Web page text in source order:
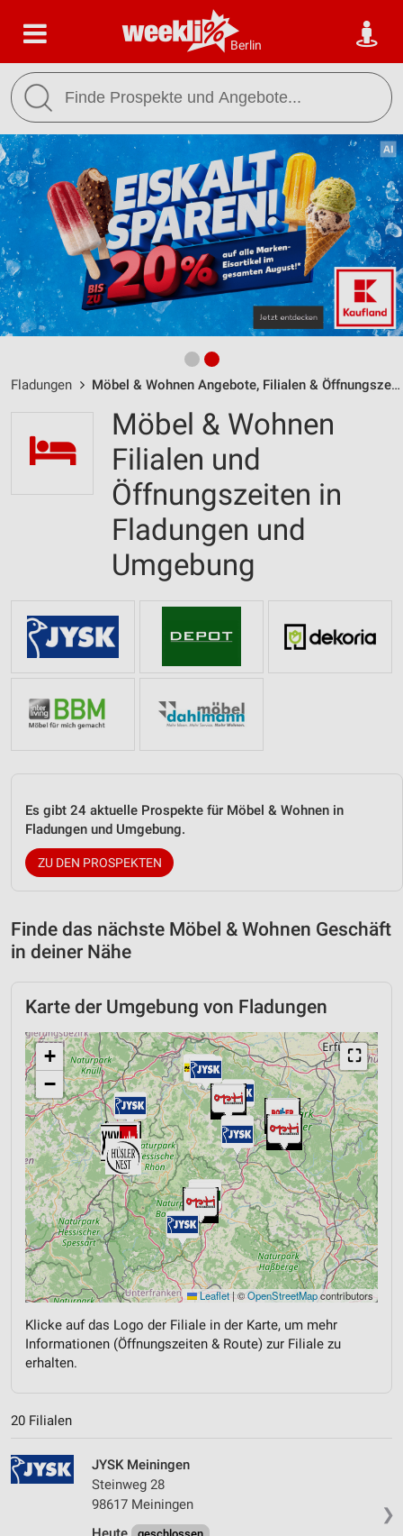
Berlin
Fladungen Möbel & Wohnen Angebote, Filialen & Öffnungszeiten
Möbel & Wohnen
Filialen und
Öffnungszeiten in
Fladungen und
Umgebung
Es gibt 24 aktuelle Prospekte für Möbel & Wohnen in
Fladungen und Umgebung.
ZU DEN PROSPEKTEN
Finde das nächste Möbel & Wohnen Geschäft
in deiner Nähe
Karte der Umgebung von Fladungen
⛶
+
−
Leaflet | ©OpenStreetMapcontributors
Klicke auf das Logo der Filiale in der Karte, um mehr
Informationen (Öffnungszeiten & Route) zur Filiale zu
erhalten.
20 Filialen
❯
JYSK Meiningen
Steinweg 28
98617 Meiningen